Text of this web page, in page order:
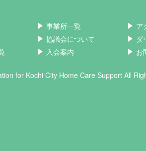
事業所一覧
協議会について
入会案内
ア
ダ
お
for Kochi City Home Care Support All